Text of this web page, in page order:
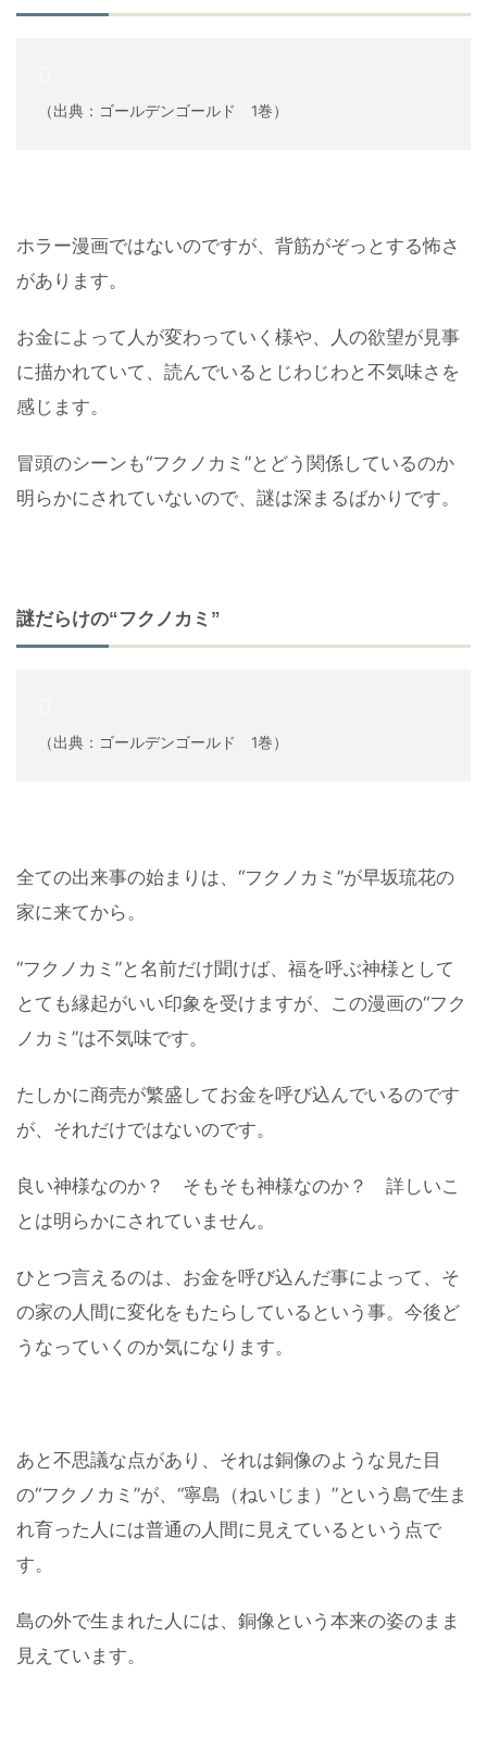
（出典：ゴールデンゴールド 1巻）
ホラー漫画ではないのですが、背筋がぞっとする怖さ
があります。
お金によって人が変わっていく様や、人の欲望が見事
に描かれていて、読んでいるとじわじわと不気味さを
感じます。
冒頭のシーンも“フクノカミ”とどう関係しているのか
明らかにされていないので、謎は深まるばかりです。
謎だらけの“フクノカミ”
（出典：ゴールデンゴールド 1巻）
全ての出来事の始まりは、“フクノカミ”が早坂琉花の
家に来てから。
“フクノカミ”と名前だけ聞けば、福を呼ぶ神様として
とても縁起がいい印象を受けますが、この漫画の“フク
ノカミ”は不気味です。
たしかに商売が繁盛してお金を呼び込んでいるのです
が、それだけではないのです。
良い神様なのか？ そもそも神様なのか？ 詳しいこ
とは明らかにされていません。
ひとつ言えるのは、お金を呼び込んだ事によって、そ
の家の人間に変化をもたらしているという事。今後ど
うなっていくのか気になります。
あと不思議な点があり、それは銅像のような見た目
の“フクノカミ”が、“寧島（ねいじま）”という島で生ま
れ育った人には普通の人間に見えているという点で
す。
島の外で生まれた人には、銅像という本来の姿のまま
見えています。